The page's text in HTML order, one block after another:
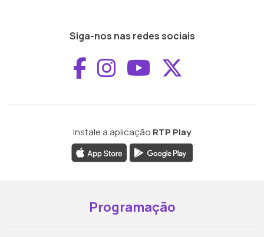
Siga-nos nas redes sociais
Aceder ao
Aceder ao
Aceder ao
Instale a aplicação RTP Play
Programação